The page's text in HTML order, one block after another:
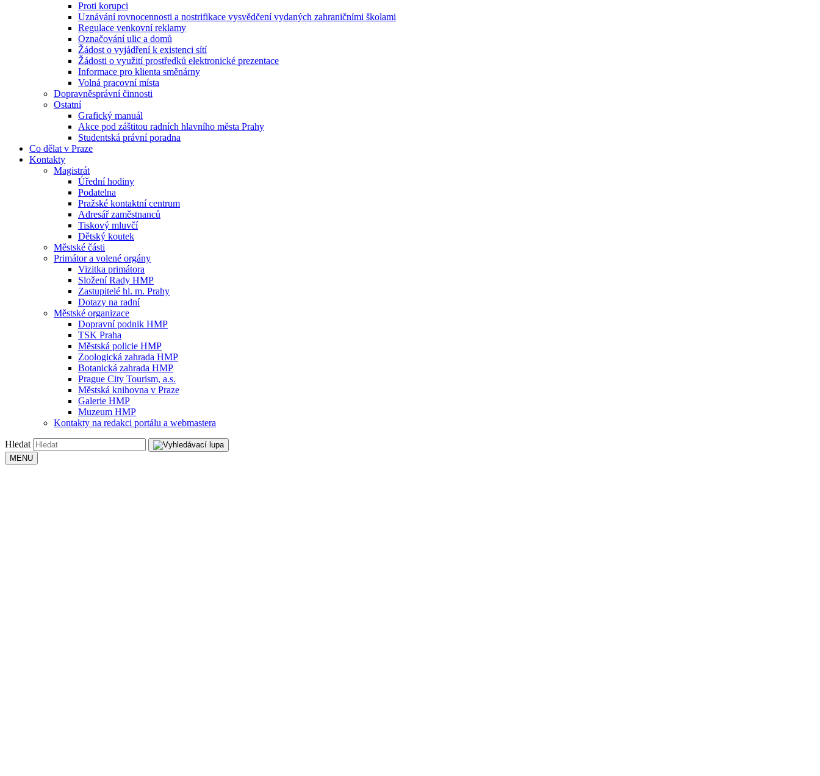
Proti korupci
Uznávání rovnocennosti a nostrifikace vysvědčení vydaných zahraničními školami
Regulace venkovní reklamy
Označování ulic a domů
Žádost o vyjádření k existenci sítí
Žádosti o využití prostředků elektronické prezentace
Informace pro klienta směnárny
Volná pracovní místa
Dopravněsprávní činnosti
Ostatní
Grafický manuál
Akce pod záštitou radních hlavního města Prahy
Studentská právní poradna
Co dělat v Praze
Kontakty
Magistrát
Úřední hodiny
Podatelna
Pražské kontaktní centrum
Adresář zaměstnanců
Tiskový mluvčí
Dětský koutek
Městské části
Primátor a volené orgány
Vizitka primátora
Složení Rady HMP
Zastupitelé hl. m. Prahy
Dotazy na radní
Městské organizace
Dopravní podnik HMP
TSK Praha
Městská policie HMP
Zoologická zahrada HMP
Botanická zahrada HMP
Prague City Tourism, a.s.
Městská knihovna v Praze
Galerie HMP
Muzeum HMP
Kontakty na redakci portálu a webmastera
Hledat
MENU